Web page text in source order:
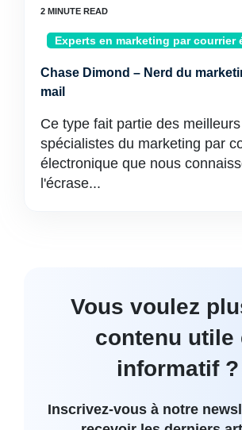
Experts en marketing par courrier
Chase Dimond – Nerd du
mail
Ce type fait partie des meilleurs
spécialistes du marketing par
électronique que nous
l'écrase...
Vous voulez
contenu utile
informatif ?
Inscrivez-vous à notre